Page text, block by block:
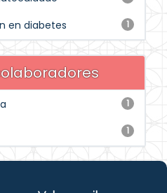
1
en diabetes
1
1